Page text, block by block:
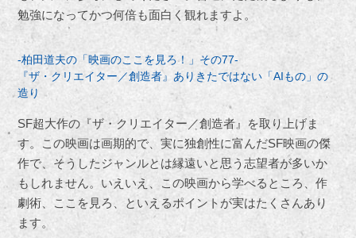
勉強になってかつ何倍も面白く観れますよ。
-柏田道夫の「映画のここを見ろ！」その77-
『ザ・クリエイター／創造者』ありきたではない「AIもの」の
造り
SF超大作の『ザ・クリエイター／創造者』を取り上げま
す。この映画は画期的で、実に独創性に富んだSF映画の傑
作で、そうしたジャンルとは縁遠いと思う志望者が多いか
もしれません。いえいえ、この映画から学べるところ、作
劇術、ここを見ろ、といえるポイントが実はたくさんあり
ます。